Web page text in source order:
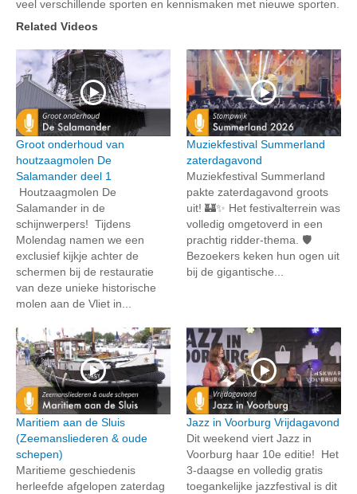
veel verschillende sporten en kennismaken met nieuwe sporten.
Related Videos
Groot onderhoud van
houtzaagmolen De
Salamander deel 1
Houtzaagmolen De
Salamander in de
schijnwerpers! Tijdens
Molendag namen we een
exclusief kijkje achter de
schermen bij de restauratie
van deze unieke historische
molen aan de Vliet in...
Muziekfestival Summerland
zaterdagavond
Muziekfestival Summerland
pakte zaterdagavond groots
uit! 🏰✨ Het festivalterrein was
volledig omgetoverd in een
prachtig ridder-thema. 🛡️
Bezoekers keken hun ogen uit
bij de gigantische...
Maritiem aan de Sluis
(Zeemansliederen & oude
schepen)
Maritieme geschiedenis
herleefde afgelopen zaterdag
Jazz in Voorburg Vrijdagavond
Dit weekend viert Jazz in
Voorburg haar 10e editie! Het
3-daagse en volledig gratis
toegankelijke jazzfestival is dit